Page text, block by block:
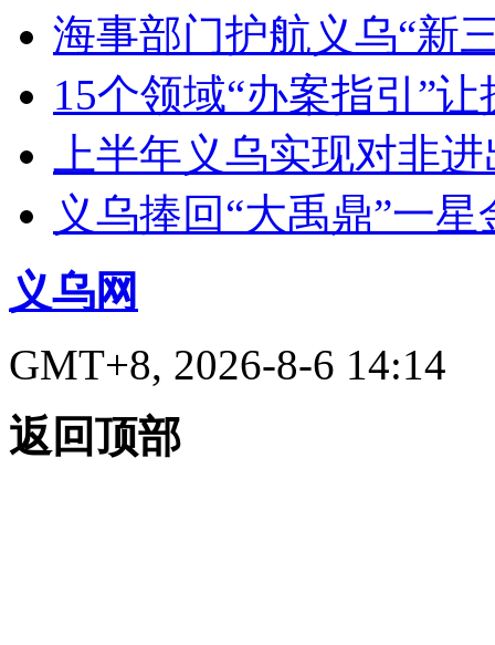
海事部门护航义乌“新
15个领域“办案指引”
上半年义乌实现对非
义乌捧回“大禹鼎”一星
义乌网
GMT+8, 2026-8-6 14:14
返回顶部